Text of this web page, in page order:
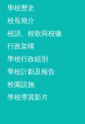
學校歷史
校長簡介
校訓、校歌與校徽
行政架構
學校行政組別
學校計劃及報告
校園設施
學校導賞影片